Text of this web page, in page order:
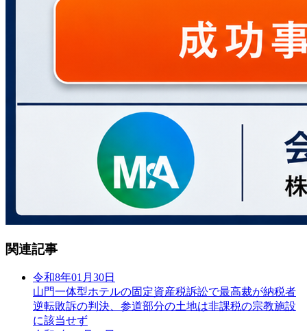
関連記事
令和8年01月30日
山門一体型ホテルの固定資産税訴訟で最高裁が納税者
逆転敗訴の判決、参道部分の土地は非課税の宗教施設
に該当せず